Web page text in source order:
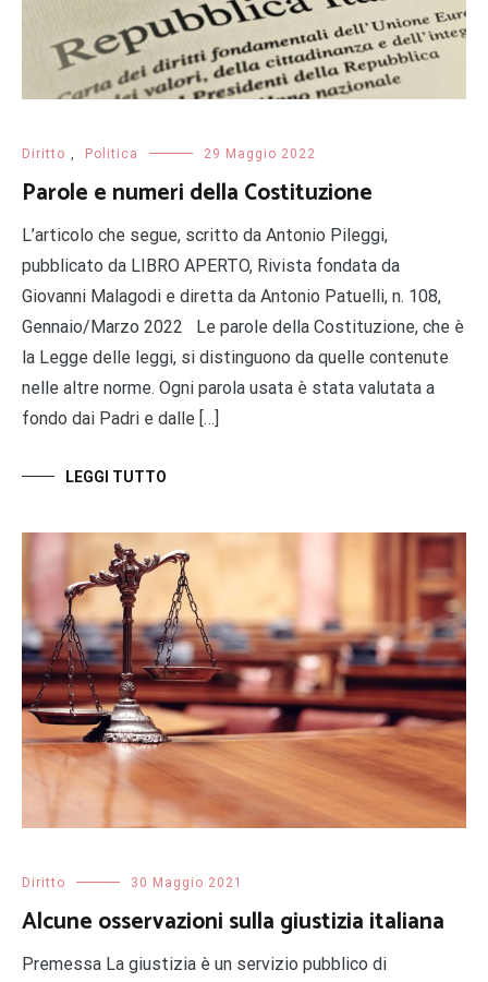
Diritto , Politica 29 Maggio 2022
Parole e numeri della Costituzione
L’articolo che segue, scritto da Antonio Pileggi,
pubblicato da LIBRO APERTO, Rivista fondata da
Giovanni Malagodi e diretta da Antonio Patuelli, n. 108,
Gennaio/Marzo 2022 Le parole della Costituzione, che è
la Legge delle leggi, si distinguono da quelle contenute
nelle altre norme. Ogni parola usata è stata valutata a
fondo dai Padri e dalle […]
LEGGI TUTTO
Diritto 30 Maggio 2021
Alcune osservazioni sulla giustizia italiana
Premessa La giustizia è un servizio pubblico di